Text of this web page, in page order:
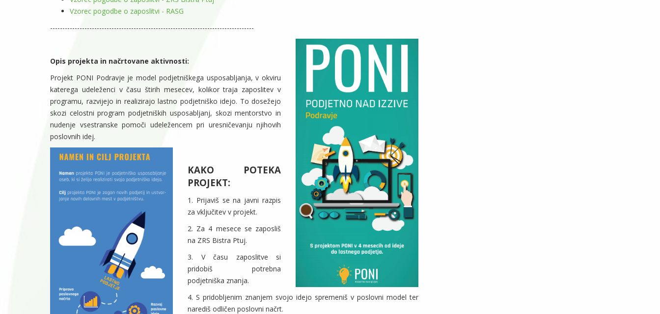
Vzorec pogodbe o zaposlitvi - RASG
​-----------------------------------------------------------------------------------
Opis projekta in načrtovane aktivnosti:
Projekt PONI Podravje je model podjetniškega usposabljanja, v okviru
katerega udeleženci v času štirih mesecev, kolikor traja zaposlitev v
programu, razvijejo in realizirajo lastno podjetniško idejo. To dosežejo
skozi celostni program podjetniških usposabljanj, skozi mentorstvo in
nudenje vsestranske pomoči udeležencem pri uresničevanju njihovih
poslovnih idej.
KAKO POTEKA
PROJEKT:
1. Prijaviš se na javni razpis
za vključitev v projekt.
2. Za 4 mesece se zaposliš
na ZRS Bistra Ptuj.
3. V času zaposlitve si
pridobiš potrebna
podjetniška znanja.
4. S pridobljenim znanjem svojo idejo spremeniš v poslovni model ter
narediš odličen poslovni načrt.